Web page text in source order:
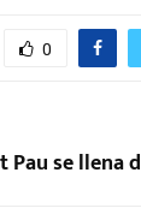
0
Pau se llena